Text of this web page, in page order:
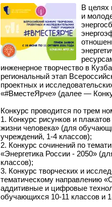
В целях
и
инженерное творчество в
региональный этап
проектных и
«#ВместеЯрче» (далее —
Конкурс проводится по трем
1. Конкурс рисунков и
жизни человека» (для
учреждений, 1-4 классов);
2. Конкурс сочинений по
«Энергетика России - 2050»
классов);
3. Конкурс творческих и
тематическому направлению
аддитивные и цифровые
обучающихся 10-11 классов и